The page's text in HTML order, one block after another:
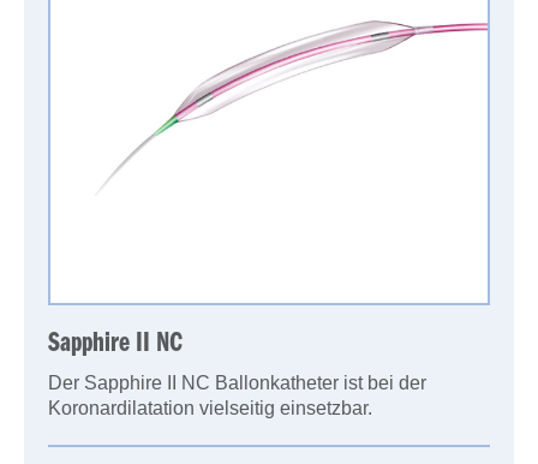
Sapphire II NC
Der Sapphire II NC Ballonkatheter ist bei der
Koronardilatation vielseitig einsetzbar.